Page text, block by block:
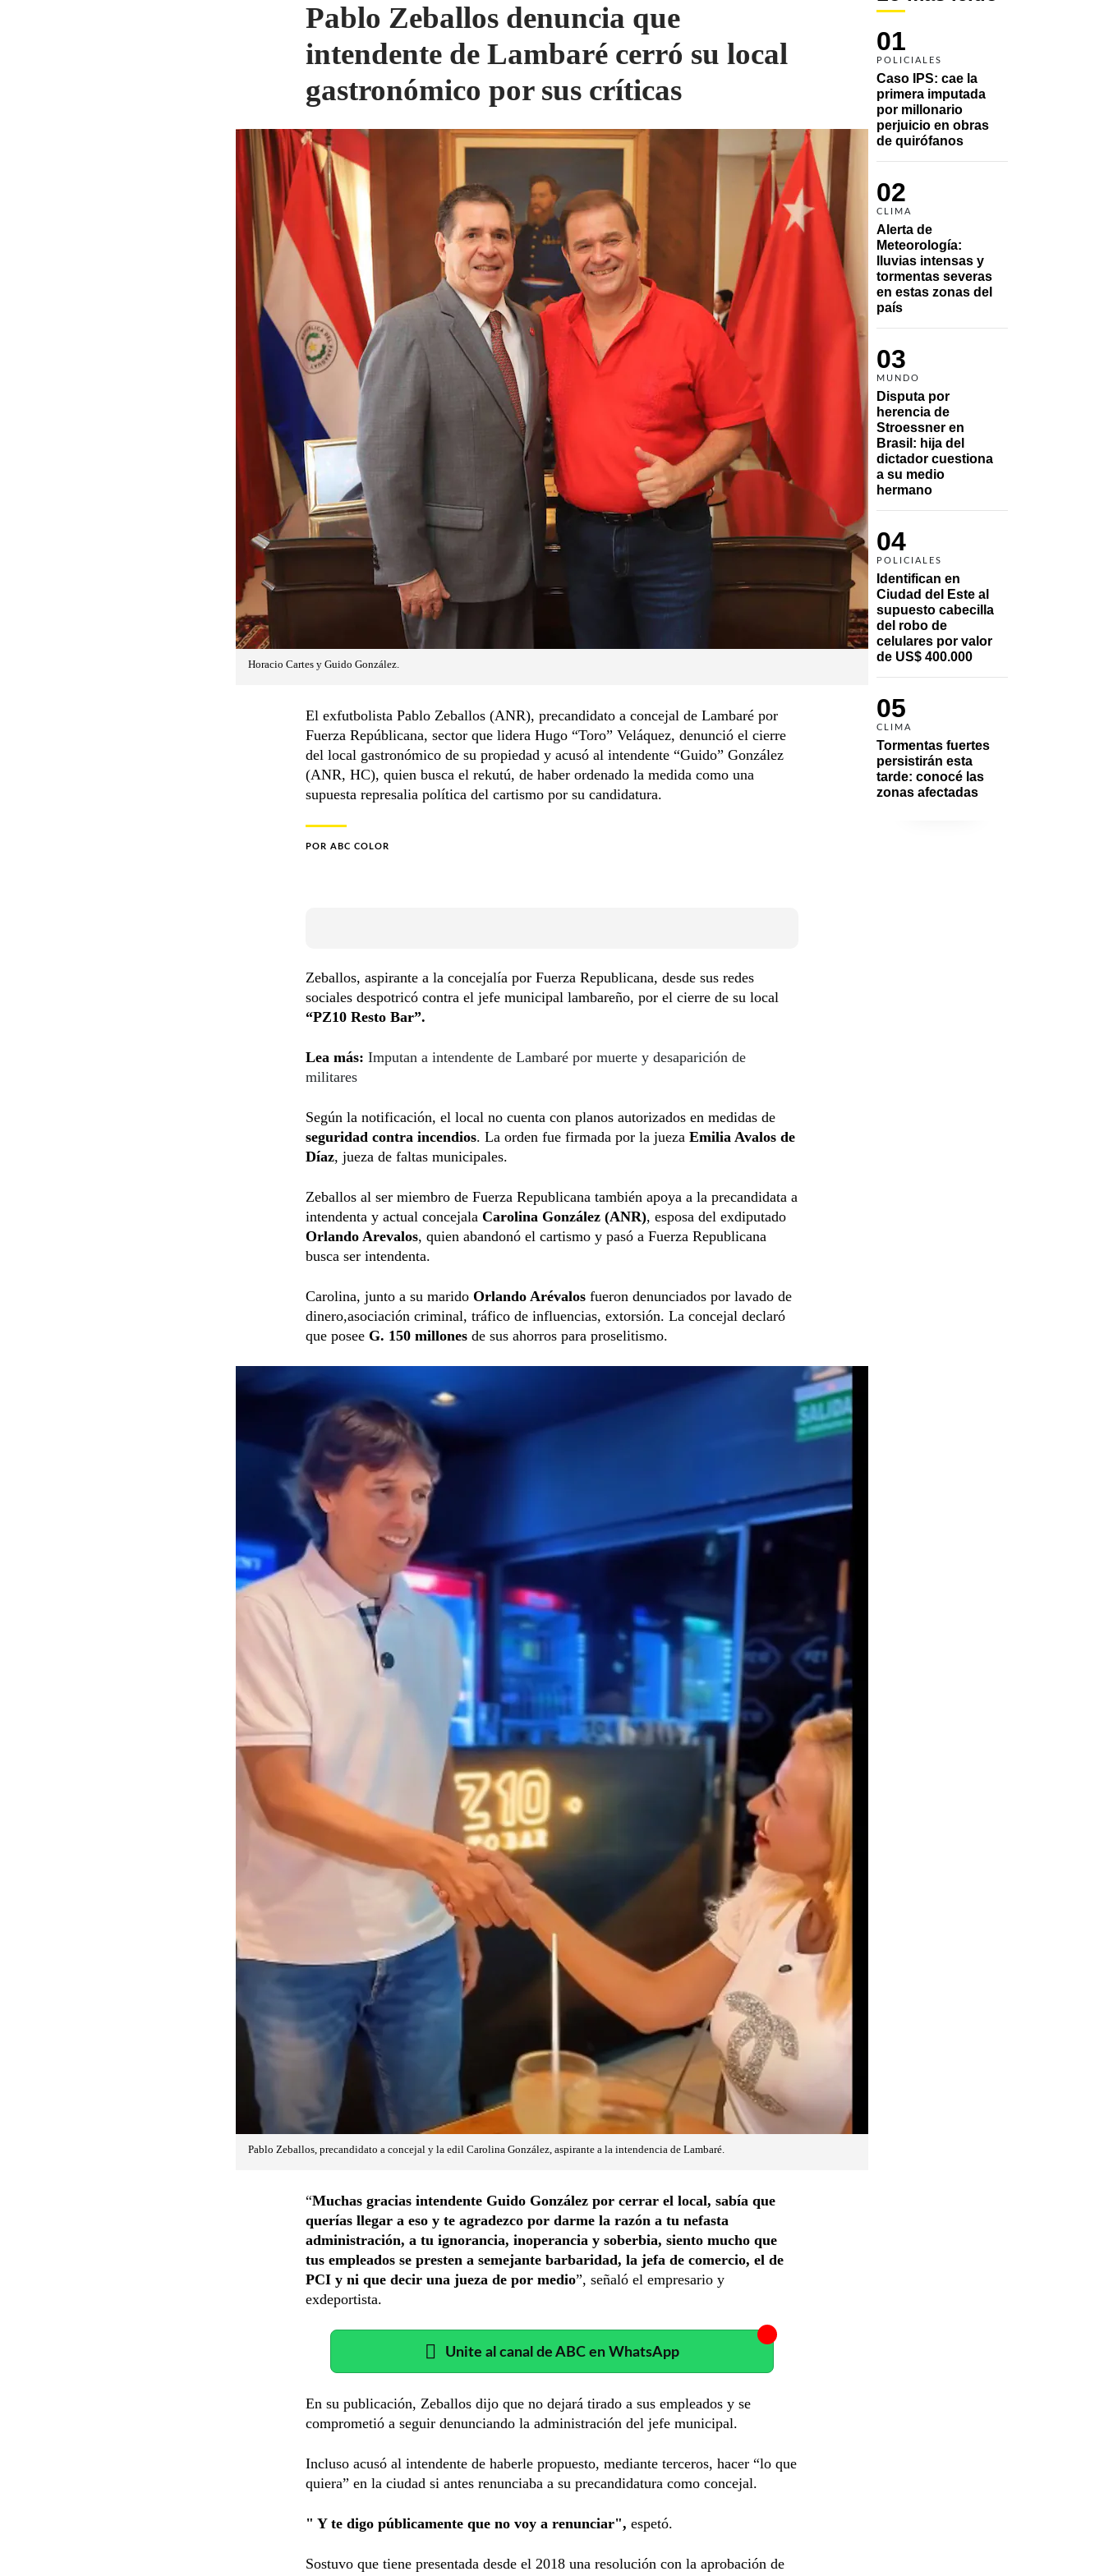
01
POLICIALES
Caso IPS: cae la
primera imputada
por millonario
perjuicio en obras
de quirófanos
02
CLIMA
Alerta de
Meteorología:
lluvias intensas y
tormentas severas
en estas zonas del
país
03
MUNDO
Disputa por
herencia de
Stroessner en
Brasil: hija del
dictador cuestiona
a su medio
hermano
04
POLICIALES
Identifican en
Ciudad del Este al
supuesto cabecilla
del robo de
celulares por valor
de US$ 400.000
05
CLIMA
Tormentas fuertes
persistirán esta
tarde: conocé las
zonas afectadas
Pablo Zeballos denuncia que
intendente de Lambaré cerró su local
gastronómico por sus críticas
Horacio Cartes y Guido González.
El exfutbolista Pablo Zeballos (ANR), precandidato a concejal de Lambaré por
Fuerza Repúblicana, sector que lidera Hugo “Toro” Veláquez, denunció el cierre
del local gastronómico de su propiedad y acusó al intendente “Guido” González
(ANR, HC), quien busca el rekutú, de haber ordenado la medida como una
supuesta represalia política del cartismo por su candidatura.
POR ABC COLOR
Zeballos, aspirante a la concejalía por Fuerza Republicana, desde sus redes
sociales despotricó contra el jefe municipal lambareño, por el cierre de su local
“PZ10 Resto Bar”.
Lea más: Imputan a intendente de Lambaré por muerte y desaparición de
militares
Según la notificación, el local no cuenta con planos autorizados en medidas de
seguridad contra incendios. La orden fue firmada por la jueza Emilia Avalos de
Díaz, jueza de faltas municipales.
Zeballos al ser miembro de Fuerza Republicana también apoya a la precandidata a
intendenta y actual concejala Carolina González (ANR), esposa del exdiputado
Orlando Arevalos, quien abandonó el cartismo y pasó a Fuerza Republicana
busca ser intendenta.
Carolina, junto a su marido Orlando Arévalos fueron denunciados por lavado de
dinero,asociación criminal, tráfico de influencias, extorsión. La concejal declaró
que posee G. 150 millones de sus ahorros para proselitismo.
Pablo Zeballos, precandidato a concejal y la edil Carolina González, aspirante a la intendencia de Lambaré.
“Muchas gracias intendente Guido González por cerrar el local, sabía que
querías llegar a eso y te agradezco por darme la razón a tu nefasta
administración, a tu ignorancia, inoperancia y soberbia, siento mucho que
tus empleados se presten a semejante barbaridad, la jefa de comercio, el de
PCI y ni que decir una jueza de por medio”, señaló el empresario y
exdeportista.
Unite al canal de ABC en WhatsApp
En su publicación, Zeballos dijo que no dejará tirado a sus empleados y se
comprometió a seguir denunciando la administración del jefe municipal.
Incluso acusó al intendente de haberle propuesto, mediante terceros, hacer “lo que
quiera” en la ciudad si antes renunciaba a su precandidatura como concejal.
" Y te digo públicamente que no voy a renunciar", espetó.
Sostuvo que tiene presentada desde el 2018 una resolución con la aprobación de